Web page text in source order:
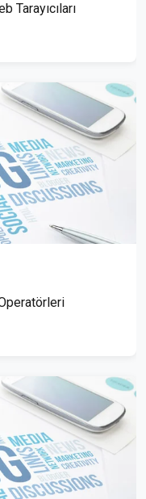
Tarayıcıları